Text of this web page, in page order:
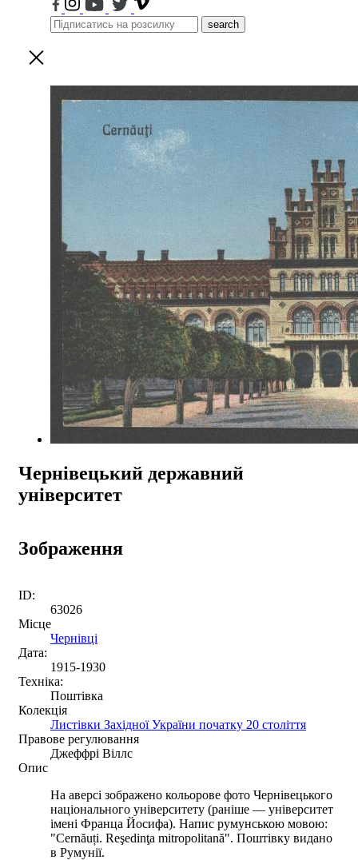
search
Чернівецький державний
університет
Зображення
ID:
63026
Місце
Чернівці
Дата:
1915-1930
Техніка:
Поштівка
Колекція
Листівки Західної України початку 20 століття
Правове регулювання
Джеффрі Віллс
Опис
На аверсі зображено кольорове фото Чернівецького
національного університету (раніше — університет
імені Франца Йосифа). Напис румунською мовою:
"Cernăuți. Reşedinţa mitropolitană". Поштівку видано
в Румунії.